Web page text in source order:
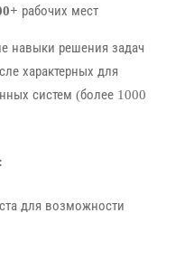
рабочих мест
навыки решения задач
характерных для
систем (более 1000
для возможности